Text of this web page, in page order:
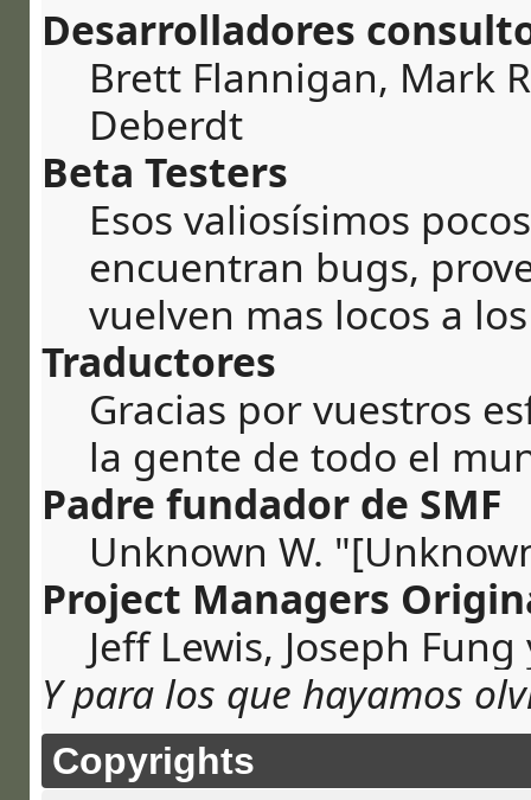
Desarrolladores
Brett Flannigan, Mark
Deberdt
Beta Testers
Esos valiosísimos
encuentran bugs,
vuelven mas locos a
Traductores
Gracias por vuestros
la gente de todo el
Padre fundador de SMF
Unknown W.
Project Managers
Jeff Lewis, Joseph
Y para los que hayamos
Copyrights